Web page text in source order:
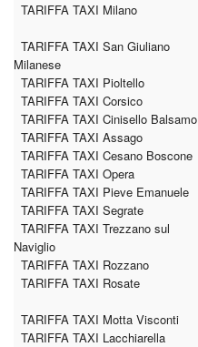
TARIFFA TAXI Milano
TARIFFA TAXI San Giuliano
Milanese
TARIFFA TAXI Pioltello
TARIFFA TAXI Corsico
TARIFFA TAXI Cinisello Balsamo
TARIFFA TAXI Assago
TARIFFA TAXI Cesano Boscone
TARIFFA TAXI Opera
TARIFFA TAXI Pieve Emanuele
TARIFFA TAXI Segrate
TARIFFA TAXI Trezzano sul
Naviglio
TARIFFA TAXI Rozzano
TARIFFA TAXI Rosate
TARIFFA TAXI Motta Visconti
TARIFFA TAXI Lacchiarella